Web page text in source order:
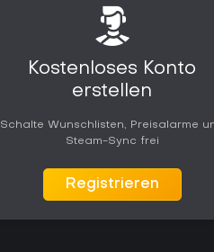
Kostenloses Konto
erstellen
Schalte Wunschlisten, Preisalarme
Steam-Sync frei
Registrieren